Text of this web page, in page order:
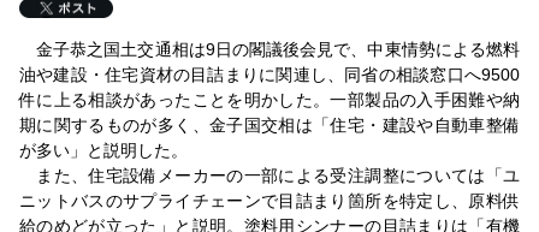
金子恭之国土交通相は9日の閣議後会見で、中東情勢による燃料
油や建設・住宅資材の目詰まりに関連し、同省の相談窓口へ9500
件に上る相談があったことを明かした。一部製品の入手困難や納
期に関するものが多く、金子国交相は「住宅・建設や自動車整備
が多い」と説明した。
また、住宅設備メーカーの一部による受注調整については「ユ
ニットバスのサプライチェーンで目詰まり箇所を特定し、原料供
給のめどが立った」と説明。塗料用シンナーの目詰まりは「有機